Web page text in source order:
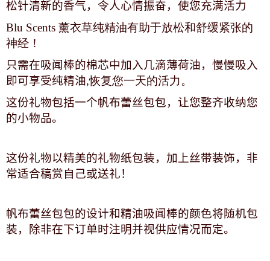
松针清新的香气，令人心情振奋，使您充满活力
Blu Scents 薰衣草纯精油有助于放松和舒缓紧张的
神经！
只需在吸闻棒的棉芯中加入几滴薄荷油，慢慢吸入
即可享受纯精油,恢复您一天的活力。
这份礼物包括一个帆布蕾丝包包，让您整齐收纳您
的小物品。
这份礼物以精美的礼物纸包装，加上丝带装饰，非
常适合稿赏自己或送礼！
帆布蕾丝包包的设计和精油吸闻棒的颜色将随机包
装，除非在下订单时注明并视供应情况而定。